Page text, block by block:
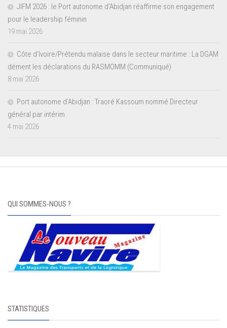
JIFM 2026 : le Port autonome d’Abidjan réaffirme son engagement
pour le leadership féminin
19 mai 2026
Côte d’Ivoire/Prétendu malaise dans le secteur maritime : La DGAM
dément les déclarations du RASMOMM (Communiqué)
8 mai 2026
Port autonome d’Abidjan : Traoré Kassoum nommé Directeur
général par intérim
4 mai 2026
QUI SOMMES-NOUS ?
STATISTIQUES